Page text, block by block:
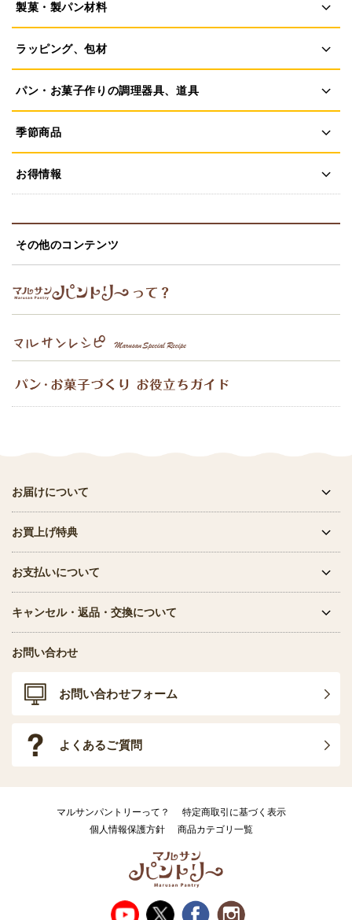
製菓・製パン材料
ラッピング、包材
パン・お菓子作りの調理器具、道具
季節商品
お得情報
その他のコンテンツ
お届けについて
お買上げ特典
お支払いについて
キャンセル・返品・交換について
お問い合わせ
お問い合わせフォーム
よくあるご質問
マルサンパントリーって？
特定商取引に基づく表示
個人情報保護方針
商品カテゴリ一覧